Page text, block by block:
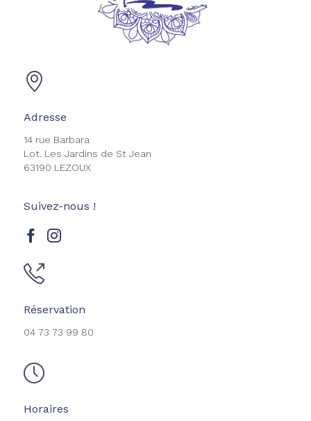
Adresse
14 rue Barbara
Lot. Les Jardins de St Jean
63190 LEZOUX
Suivez-nous !
Réservation
04 73 73 99 80
Horaires